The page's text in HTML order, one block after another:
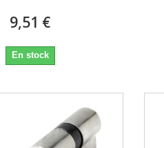
9,51 €
En stock